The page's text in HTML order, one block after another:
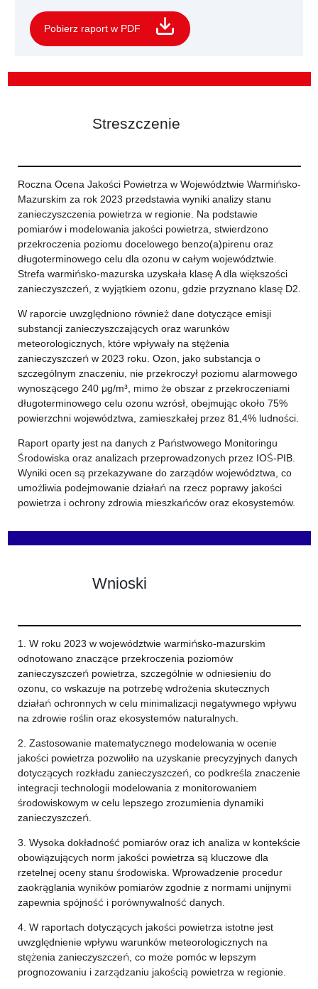
Pobierz raport w PDF
Streszczenie
Roczna Ocena Jakości Powietrza w Województwie Warmińsko-
Mazurskim za rok 2023 przedstawia wyniki analizy stanu
zanieczyszczenia powietrza w regionie. Na podstawie
pomiarów i modelowania jakości powietrza, stwierdzono
przekroczenia poziomu docelowego benzo(a)pirenu oraz
długoterminowego celu dla ozonu w całym województwie.
Strefa warmińsko-mazurska uzyskała klasę A dla większości
zanieczyszczeń, z wyjątkiem ozonu, gdzie przyznano klasę D2.
W raporcie uwzględniono również dane dotyczące emisji
substancji zanieczyszczających oraz warunków
meteorologicznych, które wpływały na stężenia
zanieczyszczeń w 2023 roku. Ozon, jako substancja o
szczególnym znaczeniu, nie przekroczył poziomu alarmowego
wynoszącego 240 μg/m³, mimo że obszar z przekroczeniami
długoterminowego celu ozonu wzrósł, obejmując około 75%
powierzchni województwa, zamieszkałej przez 81,4% ludności.
Raport oparty jest na danych z Państwowego Monitoringu
Środowiska oraz analizach przeprowadzonych przez IOŚ-PIB.
Wyniki ocen są przekazywane do zarządów województwa, co
umożliwia podejmowanie działań na rzecz poprawy jakości
powietrza i ochrony zdrowia mieszkańców oraz ekosystemów.
Wnioski
1. W roku 2023 w województwie warmińsko-mazurskim
odnotowano znaczące przekroczenia poziomów
zanieczyszczeń powietrza, szczególnie w odniesieniu do
ozonu, co wskazuje na potrzebę wdrożenia skutecznych
działań ochronnych w celu minimalizacji negatywnego wpływu
na zdrowie roślin oraz ekosystemów naturalnych.
2. Zastosowanie matematycznego modelowania w ocenie
jakości powietrza pozwoliło na uzyskanie precyzyjnych danych
dotyczących rozkładu zanieczyszczeń, co podkreśla znaczenie
integracji technologii modelowania z monitorowaniem
środowiskowym w celu lepszego zrozumienia dynamiki
zanieczyszczeń.
3. Wysoka dokładność pomiarów oraz ich analiza w kontekście
obowiązujących norm jakości powietrza są kluczowe dla
rzetelnej oceny stanu środowiska. Wprowadzenie procedur
zaokrąglania wyników pomiarów zgodnie z normami unijnymi
zapewnia spójność i porównywalność danych.
4. W raportach dotyczących jakości powietrza istotne jest
uwzględnienie wpływu warunków meteorologicznych na
stężenia zanieczyszczeń, co może pomóc w lepszym
prognozowaniu i zarządzaniu jakością powietrza w regionie.